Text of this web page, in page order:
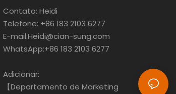
Contato: Heidi
Telefone: +86 183 2103 6277
E-mail:Heidi@cian-sung.com
WhatsApp:+86 183 2103 6277
Adicionar:
【Departamento de Marketing